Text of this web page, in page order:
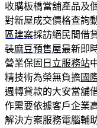
收購板橋當舖產品及
對新屋成交價格查詢
區建案採訪絕民間借
裝麻豆預售屋最新即
營業保固 日立服務站
精技術為榮無負擔國
週轉貸款的大安當舖
作需要依據客戶企業
解決方案服務電腦輔